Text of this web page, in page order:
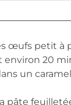
œufs petit à
environ 20
un
pâte